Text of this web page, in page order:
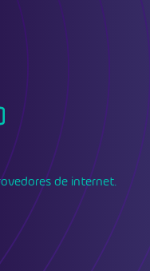
de internet.